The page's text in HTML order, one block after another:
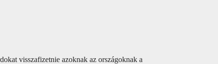
visszafizetnie azoknak az országoknak a